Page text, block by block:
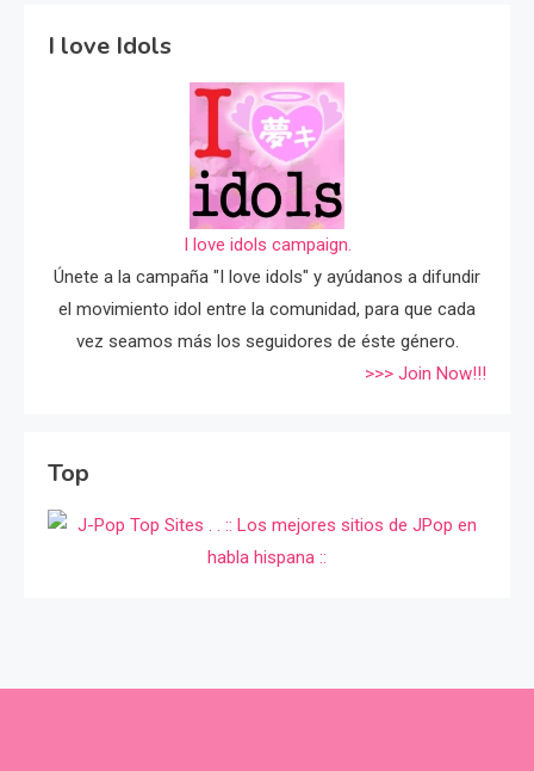
I love Idols
I love idols campaign.
Únete a la campaña "I love idols" y ayúdanos a difundir
el movimiento idol entre la comunidad, para que cada
vez seamos más los seguidores de éste género.
>>> Join Now!!!
Top